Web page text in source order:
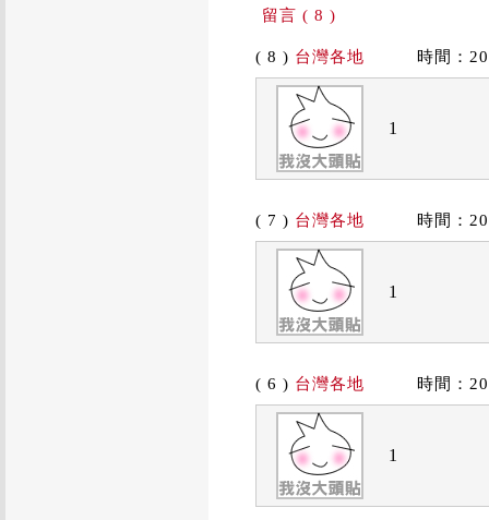
留言 ( 8 )
( 8 ) 台灣各地 時間：
1
( 7 ) 台灣各地 時間：
1
( 6 ) 台灣各地 時間：
1